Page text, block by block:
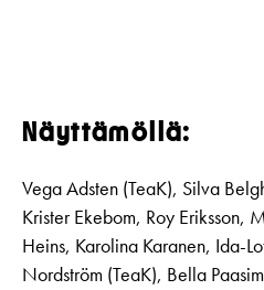
Näyttämöllä:
Vega Adsten (TeaK), Silva
Krister Ekebom, Roy Eriksson,
Heins, Karolina Karanen, Ida-
Nordström (TeaK), Bella